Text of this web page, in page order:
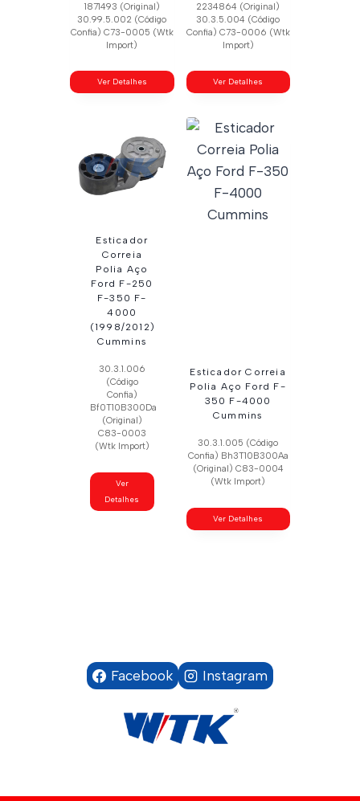
1871493 (Original)
30.99.5.002 (Código
Confia) C73-0005 (Wtk
Import)
Ver Detalhes
2234864 (Original)
30.3.5.004 (Código
Confia) C73-0006 (Wtk
Import)
Ver Detalhes
Esticador
Correia
Polia Aço
Ford F-250
F-350 F-
4000
(1998/2012)
Cummins
30.3.1.006
(Código
Confia)
Bf0T10B300Da
(Original)
C83-0003
(Wtk Import)
Ver
Detalhes
Esticador Correia
Polia Aço Ford F-
350 F-4000
Cummins
30.3.1.005 (Código
Confia) Bh3T10B300Aa
(Original) C83-0004
(Wtk Import)
Ver Detalhes
Facebook Instagram